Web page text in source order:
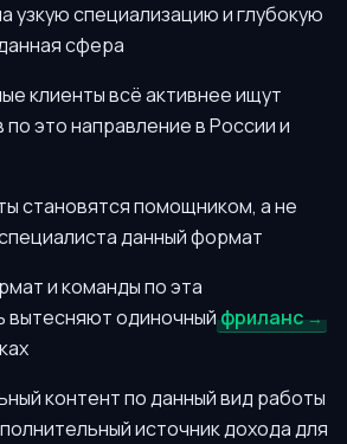
узкую специализацию и глубокую
сфера
клиенты всё активнее ищут
это направление в России и
становятся помощником, а не
данный формат
и команды по эта
вытесняют одиночныйфриланс
контент по данный вид работы
источник дохода для